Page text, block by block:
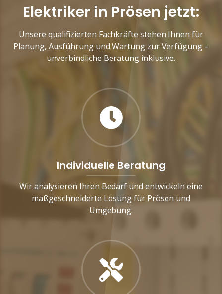
Elektriker in Prösen jetzt:
Unsere qualifizierten Fachkräfte stehen Ihnen für
Planung, Ausführung und Wartung zur Verfügung –
unverbindliche Beratung inklusive.
Individuelle Beratung
Wir analysieren Ihren Bedarf und entwickeln eine
maßgeschneiderte Lösung für Prösen und
Umgebung.